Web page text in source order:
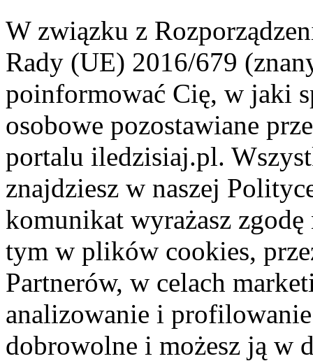
W związku z
Rady (UE) 2016/679
poinformować Cię, w jaki
osobowe pozostawiane
portalu iledzisiaj.pl.
znajdziesz w naszej
komunikat wyrażasz
tym w plików cookies,
Partnerów, w celach
analizowanie i
dobrowolne i możesz ją w